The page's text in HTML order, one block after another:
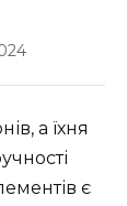
а їхня
є